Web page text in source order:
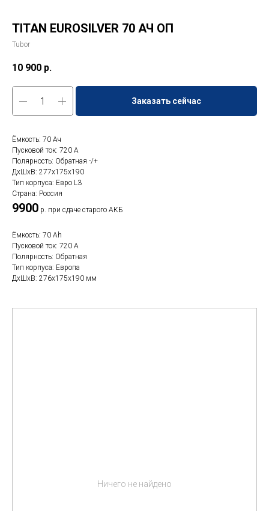
TITAN EUROSILVER 70 АЧ ОП
Tubor
10 900 р.
Заказать сейчас
Ёмкость: 70 Ач
Пусковой ток: 720 A
Полярность: Обратная -/+
ДxШxВ: 277x175x190
Тип корпуса: Евро L3
Страна: Россия
9900 р. при сдаче старого АКБ
Ёмкость: 70 Ah
Пусковой ток: 720 A
Полярность: Обратная
Тип корпуса: Европа
ДxШxВ: 276x175x190 мм
Ничего не найдено